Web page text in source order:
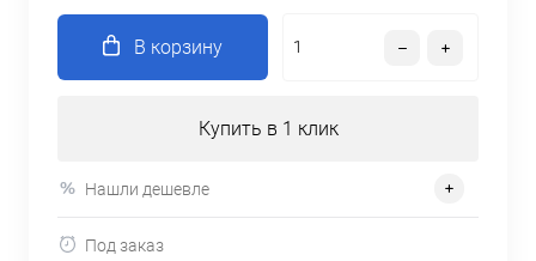
В корзину
Купить в 1 клик
Нашли дешевле
Под заказ